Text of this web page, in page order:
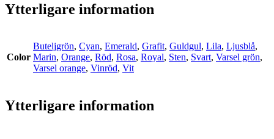
Ytterligare information
Color
Buteljgrön, Cyan, Emerald, Grafit, Guldgul, Lila, Ljusblå,
Marin, Orange, Röd, Rosa, Royal, Sten, Svart, Varsel grön,
Varsel orange, Vinröd, Vit
Ytterligare information